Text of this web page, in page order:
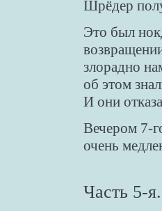
Шрёдер
Это был
злорадно
об этом
И они
Вечером 7-
очень
Часть 5-я.